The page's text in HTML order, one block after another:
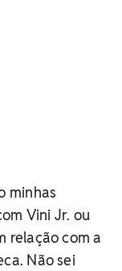
minhas
Vini Jr. ou
relação com a
Não sei